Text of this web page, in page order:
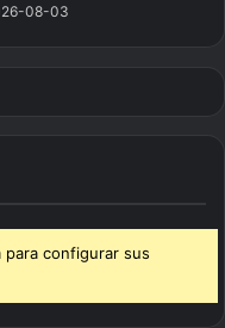
08-03
para configurar sus